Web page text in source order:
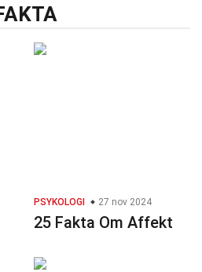
PSYKOLOGI 27 nov 2024
25 Fakta Om Affekt